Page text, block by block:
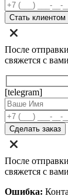
После
свяжется с вами
[telegram]
После
свяжется с вами
Ошибка: